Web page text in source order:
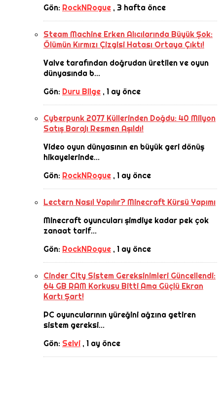
Gön: RockNRogue , 3 hafta önce
Steam Machine Erken Alıcılarında Büyük Şok:
Ölümün Kırmızı Çizgisi Hatası Ortaya Çıktı!
Valve tarafından doğrudan üretilen ve oyun
dünyasında b...
Gön: Duru Bilge ,1 ay önce
Cyberpunk 2077 Küllerinden Doğdu: 40 Milyon
Satış Barajı Resmen Aşıldı!
Video oyun dünyasının en büyük geri dönüş
hikayelerinde...
Gön: RockNRogue ,1 ay önce
Lectern Nasıl Yapılır? Minecraft Kürsü Yapımı
Minecraft oyuncuları şimdiye kadar pek çok
zanaat tarif...
Gön: RockNRogue ,1 ay önce
Cinder City Sistem Gereksinimleri Güncellendi:
64 GB RAM Korkusu Bitti Ama Güçlü Ekran
Kartı Şart!
PC oyuncularının yüreğini ağzına getiren
sistem gereksi...
Gön: Selvi ,1 ay önce